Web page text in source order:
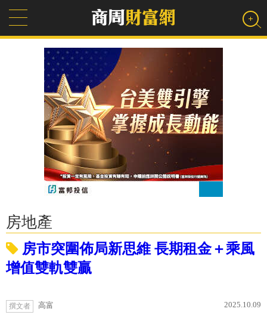
房地產
房市突圍佈局新思維 長期租金＋乘風
增值雙軌雙贏
撰文者 高富 2025.10.09